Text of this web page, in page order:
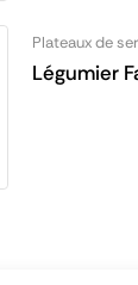
Plateaux de
Légumier